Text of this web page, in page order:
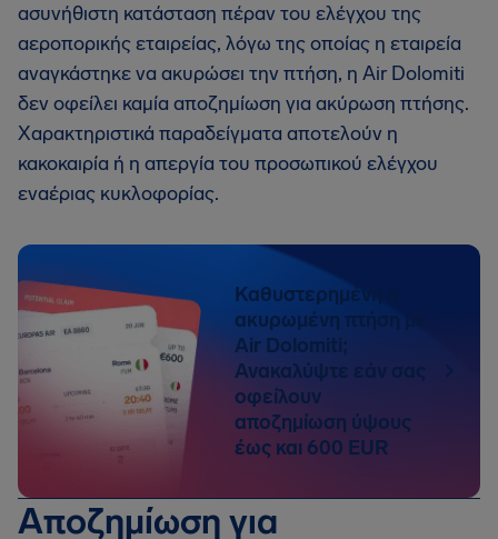
ασυνήθιστη κατάσταση πέραν του ελέγχου της
αεροπορικής εταιρείας, λόγω της οποίας η εταιρεία
αναγκάστηκε να ακυρώσει την πτήση, η Air Dolomiti
δεν οφείλει καμία αποζημίωση για ακύρωση πτήσης.
Χαρακτηριστικά παραδείγματα αποτελούν η
κακοκαιρία ή η απεργία του προσωπικού ελέγχου
εναέριας κυκλοφορίας.
Καθυστερημένη ή
ακυρωμένη πτήση με
Air Dolomiti;
Ανακαλύψτε εάν σας
οφείλουν
αποζημίωση ύψους
έως και 600 EUR
Αποζημίωση για